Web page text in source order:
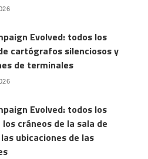
Evolved: todos los
cartógrafos silenciosos y
de terminales
Evolved: todos los
cráneos de la sala de
ubicaciones de las